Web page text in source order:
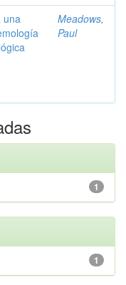
una
Meadows,
Paul
1
1